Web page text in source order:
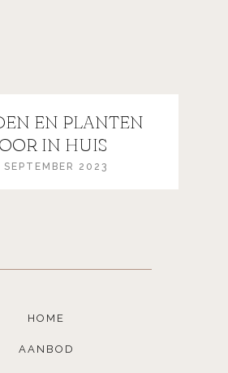
EN PLANTEN
IN HUIS
SEPTEMBER 2023
HOME
AANBOD